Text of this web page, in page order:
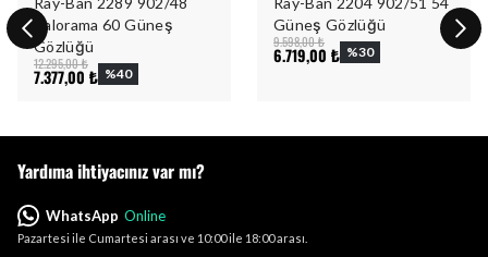
Balorama 60 Güneş
Gözlüğü
12.295,00 ₺
7.377,00 ₺ %40
Güneş Gözlüğü
9.598,00 ₺
6.719,00 ₺ %30
Yardıma ihtiyacınız var mı?
WhatsApp Online
Pazartesi ile Cumartesi arası ve 10:00 ile 18:00 arası.